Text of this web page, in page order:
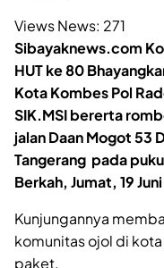
Views News: 271
Sibayaknews.com
HUT ke 80
Kota Kombes Pol
SIK.MSI bererta
jalan Daan Mogot 53
Tangerang pada
Berkah, Jumat, 19
Kunjungannya
komunitas ojol di
paket.